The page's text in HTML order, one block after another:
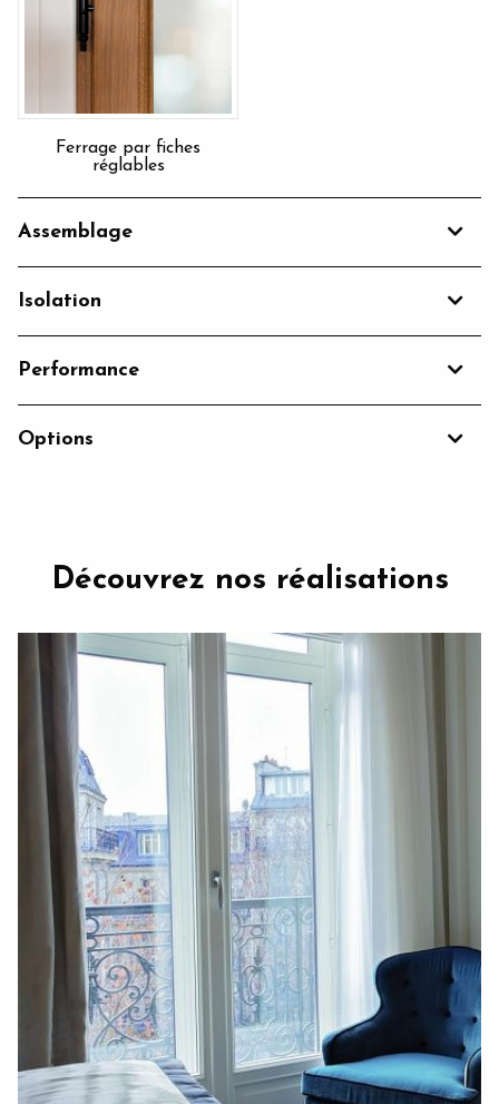
Ferrage par fiches
réglables
Assemblage
Isolation
Performance
Options
Découvrez nos réalisations